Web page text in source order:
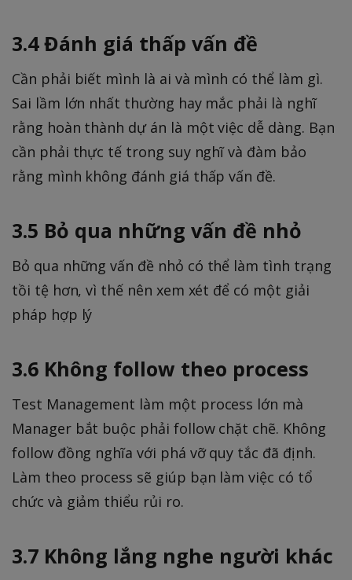
3.4 Đánh giá thấp vấn đề
Cần phải biết mình là ai và mình có thể làm gì.
Sai lầm lớn nhất thường hay mắc phải là nghĩ
rằng hoàn thành dự án là một việc dễ dàng. Bạn
cần phải thực tế trong suy nghĩ và đàm bảo
rằng mình không đánh giá thấp vấn đề.
3.5 Bỏ qua những vấn đề nhỏ
Bỏ qua những vấn đề nhỏ có thể làm tình trạng
tồi tệ hơn, vì thế nên xem xét để có một giải
pháp hợp lý
3.6 Không follow theo process
Test Management làm một process lớn mà
Manager bắt buộc phải follow chặt chẽ. Không
follow đồng nghĩa với phá vỡ quy tắc đã định.
Làm theo process sẽ giúp bạn làm việc có tổ
chức và giảm thiểu rủi ro.
3.7 Không lắng nghe người khác